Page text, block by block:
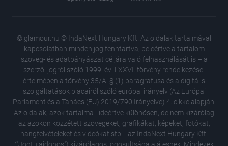
© glamour.hu © IndaNext Hungary Kft. Az oldalak tartalmával
kapcsolatban minden jog fenntartva, beleértve a tartalom
szöveg- és adatbányászat céljára való felhasználását is – a
szerzői jogról szóló 1999. évi LXXVI. törvény rendelkezései
értelmében a törvény 35/A. § (1) paragrafusa és a digitális
szolgáltatások piacairól szóló európai irányelv (Az Európai
Parlament és a Tanács (EU) 2019/790 Irányelve) 4. cikke alapján!
Az oldalak, azok tartalma - ideértve különösen, de nem kizárólag
az azokon közzétett szövegeket, grafikákat, képeket, fotókat,
hangfelvételeket és videókat stb. - az IndaNext Hungary Kft.